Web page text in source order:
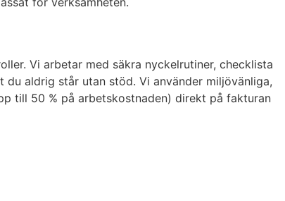
Vi arbetar med säkra nyckelrutiner, checklista
aldrig står utan stöd. Vi använder miljövänliga,
till 50 % på arbetskostnaden) direkt på fakturan